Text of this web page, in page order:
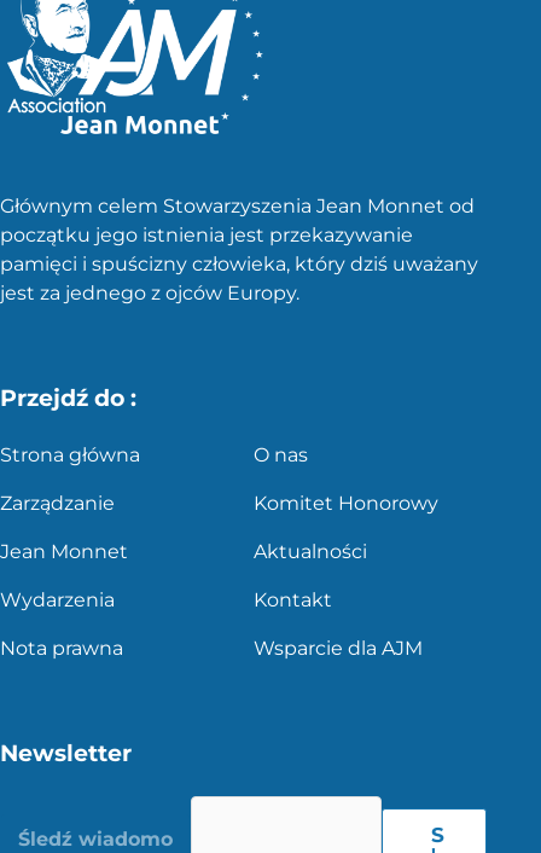
Głównym celem Stowarzyszenia Jean Monnet od
początku jego istnienia jest przekazywanie
pamięci i spuścizny człowieka, który dziś uważany
jest za jednego z ojców Europy.
Przejdź do :
Strona główna O nas
Zarządzanie Komitet Honorowy
Jean Monnet Aktualności
Wydarzenia Kontakt
Nota prawna Wsparcie dla AJM
Newsletter
S